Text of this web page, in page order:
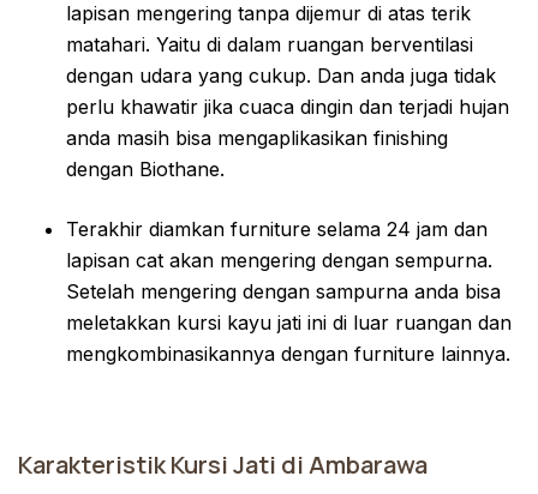
lapisan mengering tanpa dijemur di atas terik
matahari. Yaitu di dalam ruangan berventilasi
dengan udara yang cukup. Dan anda juga tidak
perlu khawatir jika cuaca dingin dan terjadi hujan
anda masih bisa mengaplikasikan finishing
dengan Biothane.
Terakhir diamkan furniture selama 24 jam dan
lapisan cat akan mengering dengan sempurna.
Setelah mengering dengan sampurna anda bisa
meletakkan kursi kayu jati ini di luar ruangan dan
mengkombinasikannya dengan furniture lainnya.
Karakteristik Kursi Jati di Ambarawa